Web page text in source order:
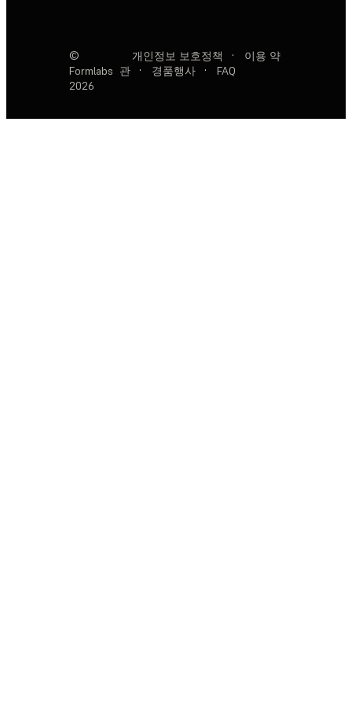
©
Formlabs
2026
개인정보 보호정책 ·
이용 약
관
· 경품행사 · FAQ